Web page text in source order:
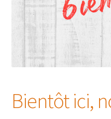
Bientôt ici,